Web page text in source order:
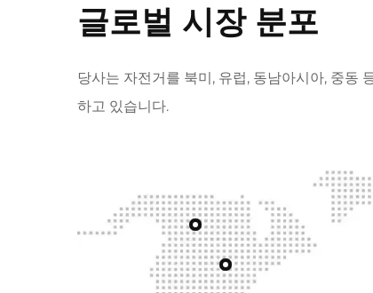
글로벌 시장 분포
당사는 자전거를 북미, 유럽, 동남아시아, 중동
하고 있습니다.